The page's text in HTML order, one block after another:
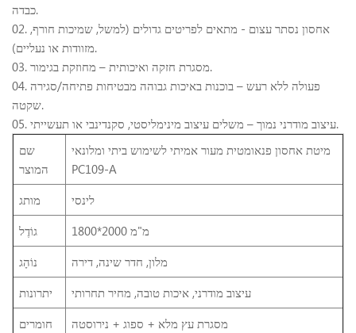
כבדה.
02. אחסון נסתר עצום - מתאים לפריטים גדולים (למשל, שמיכות חורף,
מזוודות או נעליים).
03. מסגרת חזקה ואיכותית – מחוזקת בגימור.
04. פעולה ללא רעש – בוכנות באיכות גבוהה מבטיחות פתיחה/סגירה
שקטה.
05. עיצוב מודרני נמוך – משלים עיצוב מינימליסטי, סקנדינבי או תעשייתי.
שם
המוצר
מיטת אחסון פנאומטית מעור אמיתי לשימוש ביתי ומלונאי
PC109-A
מותג
לינסי
גוֹדֶל
1800*2000 מ"מ
נוֹהָג
מלון, חדר שינה, דירה
יתרונות
עיצוב מודרני, איכות טובה, מחיר תחרותי
חומרים
מסגרת עץ מלא + ספוג + נירוסטה